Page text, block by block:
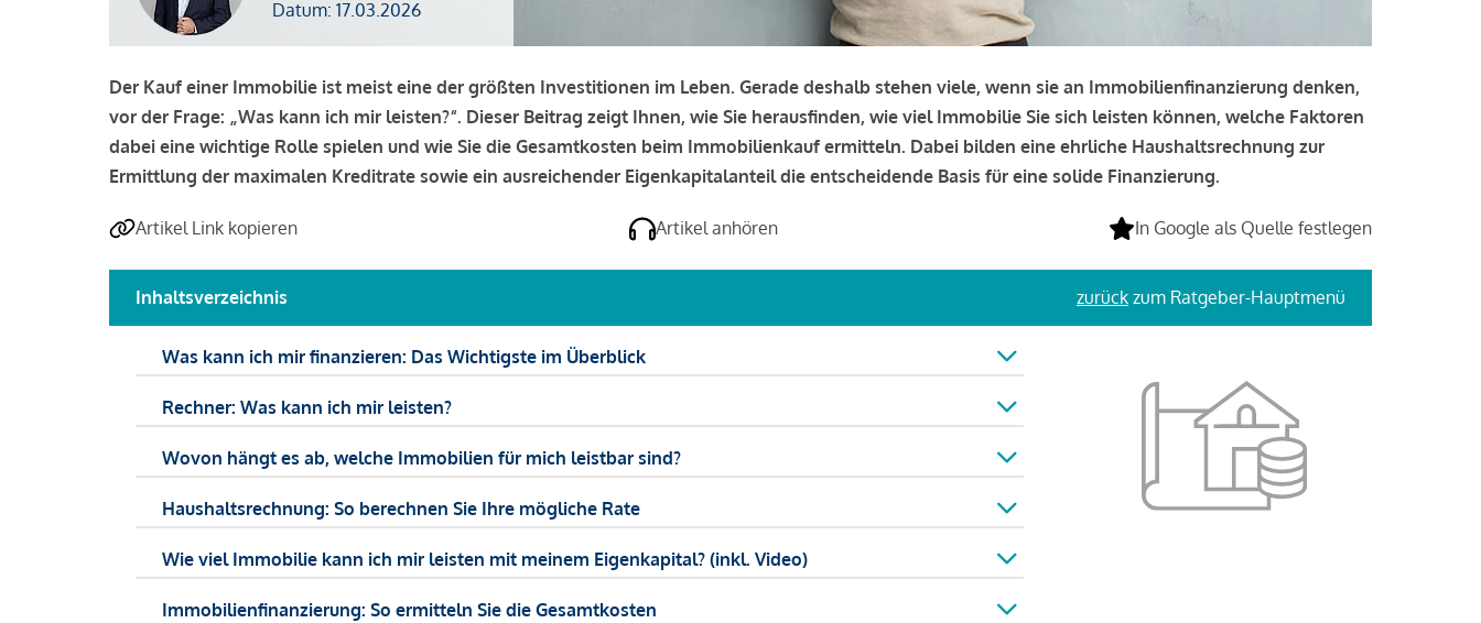
Datum: 17.03.2026
Der Kauf einer Immobilie ist meist eine der größten Investitionen im Leben. Gerade deshalb stehen viele, wenn sie an Immobilienfinanzierung denken,
vor der Frage: „Was kann ich mir leisten?“. Dieser Beitrag zeigt Ihnen, wie Sie herausfinden, wie viel Immobilie Sie sich leisten können, welche Faktoren
dabei eine wichtige Rolle spielen und wie Sie die Gesamtkosten beim Immobilienkauf ermitteln. Dabei bilden eine ehrliche Haushaltsrechnung zur
Ermittlung der maximalen Kreditrate sowie ein ausreichender Eigenkapitalanteil die entscheidende Basis für eine solide Finanzierung.
Artikel Link kopieren Artikel anhören In Google als Quelle festlegen
Inhaltsverzeichnis zurück zum Ratgeber-Hauptmenü
Was kann ich mir finanzieren: Das Wichtigste im Überblick
Rechner: Was kann ich mir leisten?
Wovon hängt es ab, welche Immobilien für mich leistbar sind?
Haushaltsrechnung: So berechnen Sie Ihre mögliche Rate
Wie viel Immobilie kann ich mir leisten mit meinem Eigenkapital? (inkl. Video)
Immobilienfinanzierung: So ermitteln Sie die Gesamtkosten